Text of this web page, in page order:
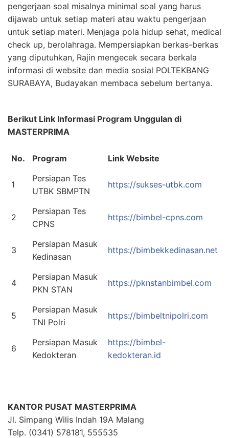
pengerjaan soal misalnya minimal soal yang harus
dijawab untuk setiap materi atau waktu pengerjaan
untuk setiap materi. Menjaga pola hidup sehat, medical
check up, berolahraga. Mempersiapkan berkas-berkas
yang diputuhkan, Rajin mengecek secara berkala
informasi di website dan media sosial POLTEKBANG
SURABAYA, Budayakan membaca sebelum bertanya.
Berikut Link Informasi Program Unggulan di
MASTERPRIMA
No. Program Link Website
1
Persiapan Tes
UTBK SBMPTN
https://sukses-utbk.com
2
Persiapan Tes
CPNS
https://bimbel-cpns.com
3
Persiapan Masuk
Kedinasan
https://bimbekkedinasan.net
4
Persiapan Masuk
PKN STAN
https://pknstanbimbel.com
5
Persiapan Masuk
TNI Polri
https://bimbeltnipolri.com
6
Persiapan Masuk
Kedokteran
https://bimbel-
kedokteran.id
KANTOR PUSAT MASTERPRIMA
Jl. Simpang Wilis Indah 19A Malang
Telp. (0341) 578181, 555535